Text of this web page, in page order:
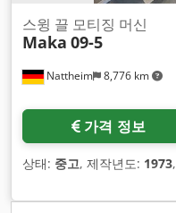
Nattheim 8,776 km
스윙 끌 모티징 머신
Maka 09-5
가격 정보
상태: 중고, 제작년도: 1973,